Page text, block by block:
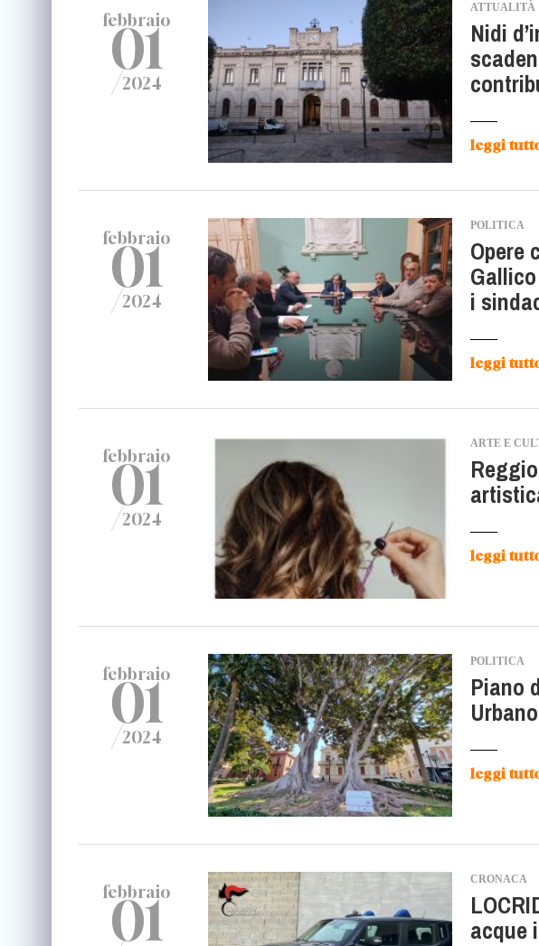
febbraio
01
/2024
ATTUALITÀ
Nidi
leggi
febbraio
01
/2024
POLITICA
Opere
i
leggi
febbraio
01
/2024
ARTE E
leggi
febbraio
01
/2024
POLITICA
Piano
leggi
febbraio
01
CRONACA
acque